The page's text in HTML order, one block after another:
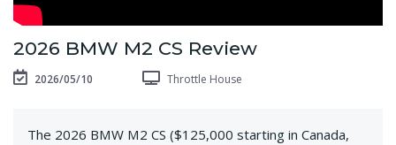
2026 BMW M2 CS Review
2026/05/10 Throttle House
The 2026 BMW M2 CS ($125,000 starting in Canada,